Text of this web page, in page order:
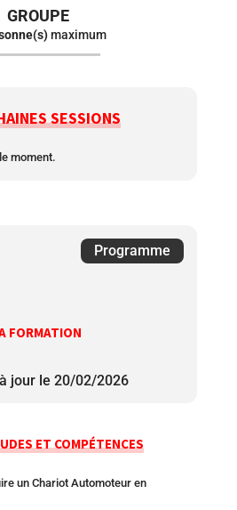
GROUPE
maximum
SESSIONS
moment.
Programme
FORMATION
jour le 20/02/2026
ET COMPÉTENCES
un Chariot Automoteur en